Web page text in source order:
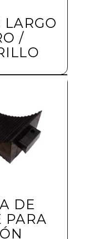
LARGO
/
DE
PARA